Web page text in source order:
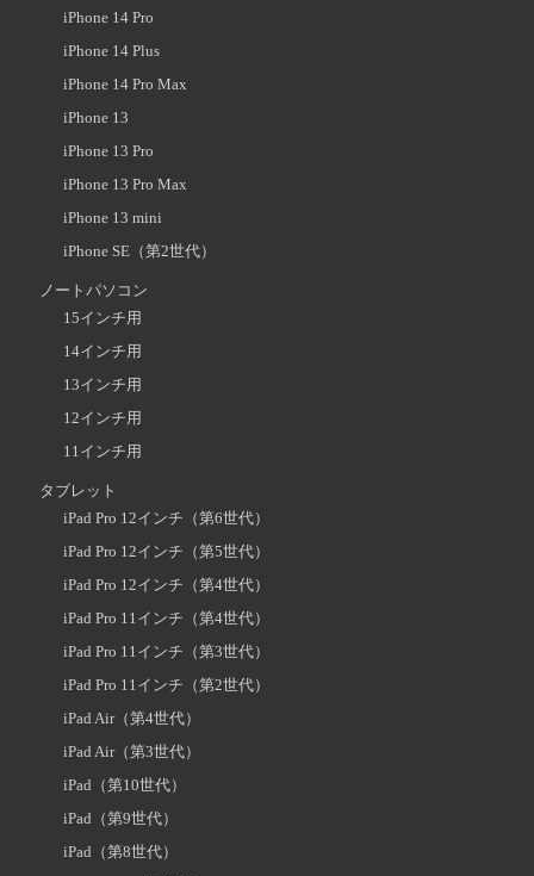
iPhone 14 Pro
iPhone 14 Plus
iPhone 14 Pro Max
iPhone 13
iPhone 13 Pro
iPhone 13 Pro Max
iPhone 13 mini
iPhone SE（第2世代）
ノートパソコン
15インチ用
14インチ用
13インチ用
12インチ用
11インチ用
タブレット
iPad Pro 12インチ（第6世代）
iPad Pro 12インチ（第5世代）
iPad Pro 12インチ（第4世代）
iPad Pro 11インチ（第4世代）
iPad Pro 11インチ（第3世代）
iPad Pro 11インチ（第2世代）
iPad Air（第4世代）
iPad Air（第3世代）
iPad（第10世代）
iPad（第9世代）
iPad（第8世代）